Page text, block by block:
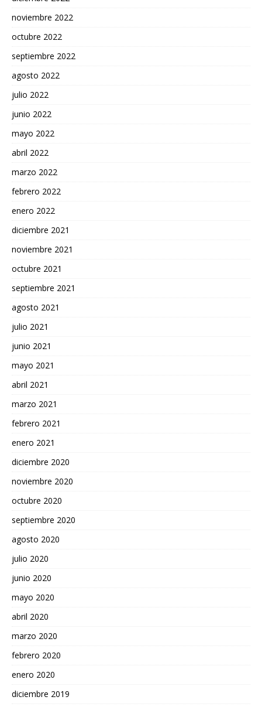
noviembre 2022
octubre 2022
septiembre 2022
agosto 2022
julio 2022
junio 2022
mayo 2022
abril 2022
marzo 2022
febrero 2022
enero 2022
diciembre 2021
noviembre 2021
octubre 2021
septiembre 2021
agosto 2021
julio 2021
junio 2021
mayo 2021
abril 2021
marzo 2021
febrero 2021
enero 2021
diciembre 2020
noviembre 2020
octubre 2020
septiembre 2020
agosto 2020
julio 2020
junio 2020
mayo 2020
abril 2020
marzo 2020
febrero 2020
enero 2020
diciembre 2019